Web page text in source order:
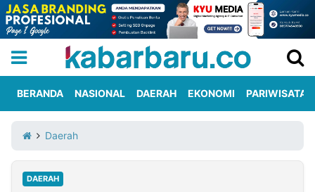
Iklan
Berita
Kami
BERANDA NASIONAL DAERAH EKONOMI PARIWISATA
Daerah
DAERAH